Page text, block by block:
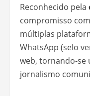
Reconhecido pela
compromisso
múltiplas
WhatsApp (selo
web, tornando-se
jornalismo